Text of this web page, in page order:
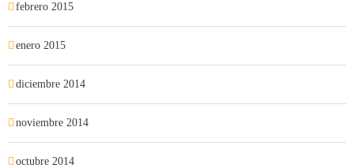
febrero 2015
enero 2015
diciembre 2014
noviembre 2014
octubre 2014